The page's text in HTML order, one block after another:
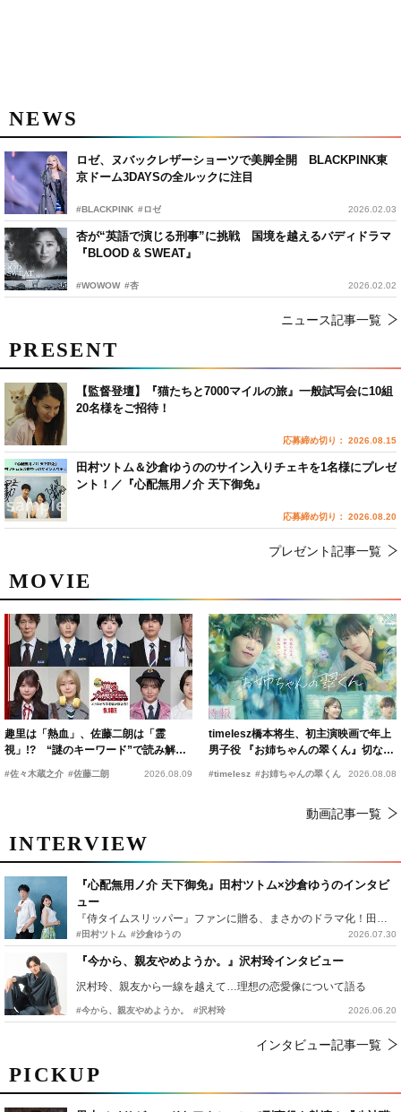
NEWS
ロゼ、ヌバックレザーショーツで美脚全開 BLACKPINK東
京ドーム3DAYSの全ルックに注目
#BLACKPINK #ロゼ 2026.02.03
杏が“英語で演じる刑事”に挑戦 国境を越えるバディドラマ
『BLOOD & SWEAT』
#WOWOW #杏 2026.02.02
ニュース記事一覧
PICKUP
MOVIE
趣里は「熱血」、佐藤二朗は「霊
視」!? “謎のキーワード”で読み解く
『踊る大捜査線 N.E.W.』新メンバー
#佐々木蔵之介 #佐藤二朗 2026.08.09
timelesz橋本将生、初主演映画で年上
男子役 『お姉ちゃんの翠くん』切ない
恋の幕開けを予感
#timelesz #お姉ちゃんの翠くん 2026.08.08
動画記事一覧
INTERVIEW
『心配無用ノ介 天下御免』田村ツトム×沙倉ゆうのインタビ
ュー
『侍タイムスリッパー』ファンに贈る、まさかのドラマ化！田村ツトム×沙倉ゆうのが語る『心配無用ノ介』撮影秘話
#田村ツトム #沙倉ゆうの 2026.07.30
『今から、親友やめようか。』沢村玲インタビュー
沢村玲、親友から一線を越えて…理想の恋愛像について語る
#今から、親友やめようか。 #沢村玲 2026.06.20
インタビュー記事一覧
PRESENT
【監督登壇】『猫たちと7000マイルの旅』一般試写会に10組
20名様をご招待！
応募締め切り： 2026.08.15
田村ツトム＆沙倉ゆうののサイン入りチェキを1名様にプレゼ
ント！／『心配無用ノ介 天下御免』
応募締め切り： 2026.08.20
プレゼント記事一覧